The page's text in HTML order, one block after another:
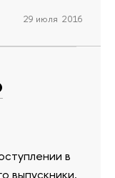
29 июля 2016
в
выпускники.